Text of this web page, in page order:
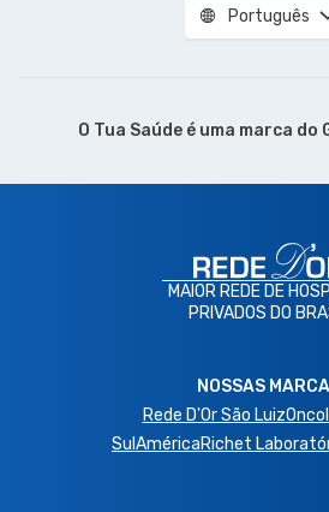
Português
O Tua Saúde é uma marca do
MAIOR REDE DE
PRIVADOS DO
NOSSAS
Rede D'Or São Luiz
SulAméricaRichet